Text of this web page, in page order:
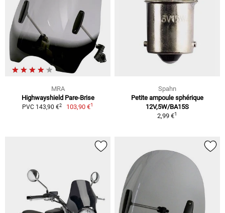
MRA
Highwayshield Pare-Brise
PVC 143,90 €2 103,90 €1
Spahn
Petite ampoule sphérique
12V,5W/BA15S
2,99 €1